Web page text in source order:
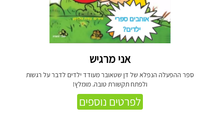
אני מרגיש
ספר ההפעלה הנפלא של דן שטאובר מעודד ילדים לדבר על רגשות
ולפתח תקשורת טובה. מומלץ!
לפרטים נוספים